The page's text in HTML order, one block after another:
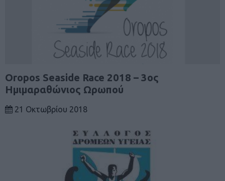
Oropos Seaside Race 2018 – 3ος
Ημιμαραθώνιος Ωρωπού
21 Οκτωβρίου 2018